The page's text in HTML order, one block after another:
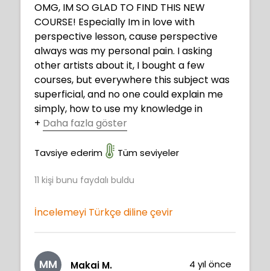
OMG, IM SO GLAD TO FIND THIS NEW
COURSE! Especially Im in love with
perspective lesson, cause perspective
always was my personal pain. I asking
other artists about it, I bought a few
courses, but everywhere this subject was
superficial, and no one could explain me
simply, how to use my knowledge in
+ Daha fazla göster
Neimy, you are fantastic!
Tavsiye ederim Tüm seviyeler
11 kişi bunu faydalı buldu
İncelemeyi Türkçe diline çevir
MM Makai M. 4 yıl önce